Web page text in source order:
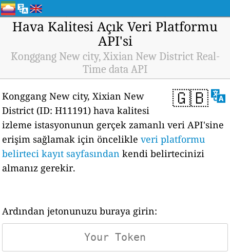
Hava Kalitesi Açık Veri Platformu
API'si
Konggang New city, Xixian New District Real-
Time data API
🇬🇧
Konggang New city, Xixian New
District (ID: H11191) hava kalitesi
izleme istasyonunun gerçek zamanlı veri API'sine
erişim sağlamak için öncelikleveri platformu
belirteci kayıt sayfasından kendi belirtecinizi
almanız gerekir.
Ardından jetonunuzu buraya girin: